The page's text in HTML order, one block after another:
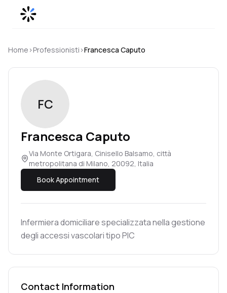
Skip to content
Home ›Professionisti ›Francesca Caputo
FC
Francesca Caputo
Via Monte Ortigara, Cinisello Balsamo, città
metropolitana di Milano, 20092, Italia
Book Appointment
Infermiera domiciliare specializzata nella gestione
degli accessi vascolari tipo PIC
Contact Information